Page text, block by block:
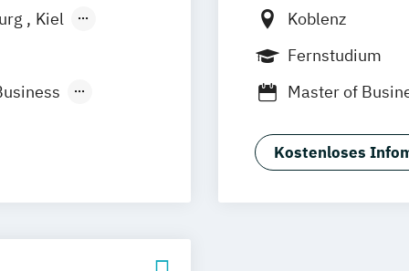
Kiel
Neu-Ulm
Koblenz
Fernstudium
Master of
Kostenloses